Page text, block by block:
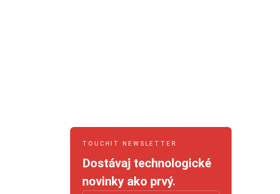
TOUCHIT NEWSLETTER
Dostávaj technologické
novinky ako prvý.